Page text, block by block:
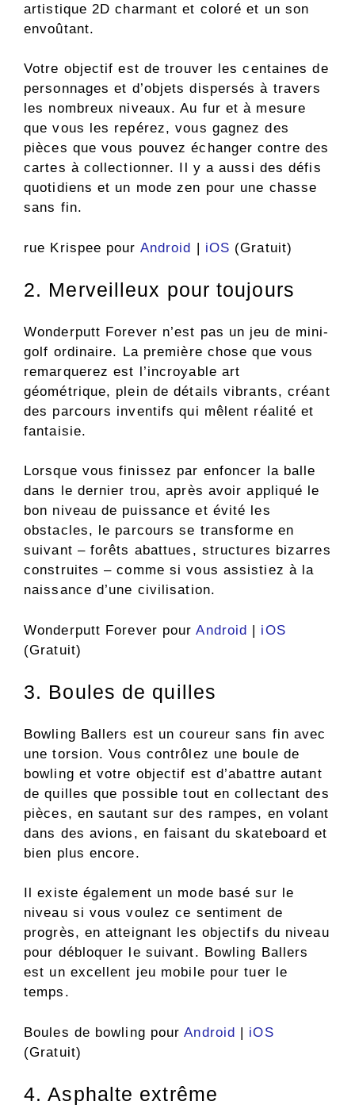
artistique 2D charmant et coloré et un son
envoûtant.
Votre objectif est de trouver les centaines de
personnages et d’objets dispersés à travers
les nombreux niveaux. Au fur et à mesure
que vous les repérez, vous gagnez des
pièces que vous pouvez échanger contre des
cartes à collectionner. Il y a aussi des défis
quotidiens et un mode zen pour une chasse
sans fin.
rue Krispee pour Android | iOS (Gratuit)
2. Merveilleux pour toujours
Wonderputt Forever n’est pas un jeu de mini-
golf ordinaire. La première chose que vous
remarquerez est l’incroyable art
géométrique, plein de détails vibrants, créant
des parcours inventifs qui mêlent réalité et
fantaisie.
Lorsque vous finissez par enfoncer la balle
dans le dernier trou, après avoir appliqué le
bon niveau de puissance et évité les
obstacles, le parcours se transforme en
suivant – forêts abattues, structures bizarres
construites – comme si vous assistiez à la
naissance d’une civilisation.
Wonderputt Forever pourAndroid | iOS
(Gratuit)
3. Boules de quilles
Bowling Ballers est un coureur sans fin avec
une torsion. Vous contrôlez une boule de
bowling et votre objectif est d’abattre autant
de quilles que possible tout en collectant des
pièces, en sautant sur des rampes, en volant
dans des avions, en faisant du skateboard et
bien plus encore.
Il existe également un mode basé sur le
niveau si vous voulez ce sentiment de
progrès, en atteignant les objectifs du niveau
pour débloquer le suivant. Bowling Ballers
est un excellent jeu mobile pour tuer le
temps.
Boules de bowling pourAndroid | iOS
(Gratuit)
4. Asphalte extrême